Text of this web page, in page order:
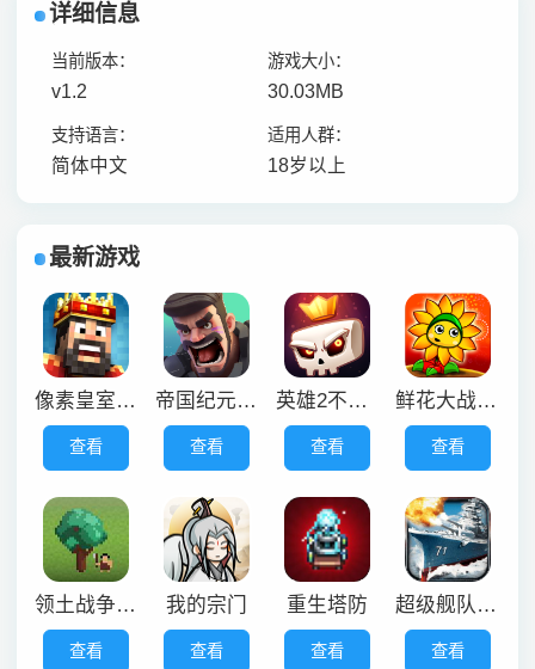
详细信息
当前版本：
v1.2
游戏大小：
30.03MB
支持语言：
简体中文
适用人群：
18岁以上
最新游戏
像素皇室战争
查看
帝国纪元单机版
查看
英雄2不死之王
查看
鲜花大战僵尸
查看
领土战争手机版
查看
我的宗门
查看
重生塔防
查看
超级舰队九游版
查看